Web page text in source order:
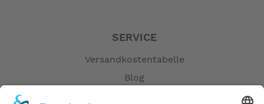
SERVICE
Versandkostentabelle
Blog